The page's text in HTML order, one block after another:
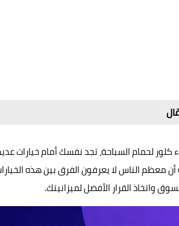
لحمام السباحة، تجد نفسك أمام خيارات
معظم الناس لا يعرفون الفرق بين هذه
واتخاذ القرار الأفضل لميزانيتك.